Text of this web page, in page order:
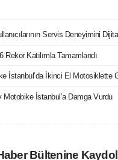
Servis Deneyimini
Rekor Katılımla Tamamlandı
İstanbul’da İkinci El Motosiklette
Motobike İstanbul’a Damga Vurdu
Bültenine